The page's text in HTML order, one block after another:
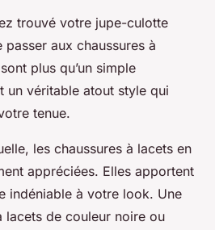
trouvé votre jupe-culotte
aux chaussures à
plus qu’un simple
un véritable atout style qui
tenue.
les chaussures à lacets en
appréciées. Elles apportent
indéniable à votre look. Une
lacets de couleur noire ou